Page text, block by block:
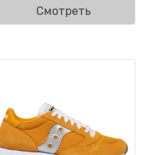
Смотреть